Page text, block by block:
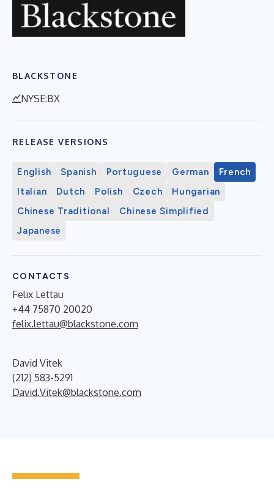
BLACKSTONE
NYSE:BX
RELEASE VERSIONS
English Spanish Portuguese German
French
Italian
Dutch Polish Czech
Hungarian
Chinese Traditional
Chinese Simplified
Japanese
CONTACTS
Felix Lettau
+44 75870 20020
felix.lettau@blackstone.com
David Vitek
(212) 583-5291
David.Vitek@blackstone.com